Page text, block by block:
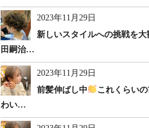
2023年11月29日
新しいスタイルへの挑戦を大
田嗣治…
2023年11月29日
前髪伸ばし中
これくらい
わい…